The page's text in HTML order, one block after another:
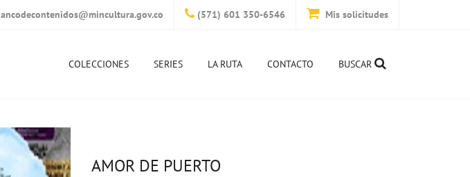
(571) 601 350-6546 Mis solicitudes
COLECCIONES SERIES LA RUTA CONTACTO BUSCAR
AMOR DE PUERTO